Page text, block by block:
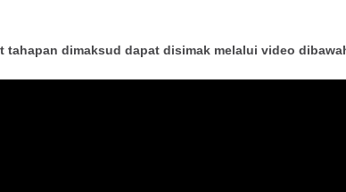
tahapan dimaksud dapat disimak melalui video